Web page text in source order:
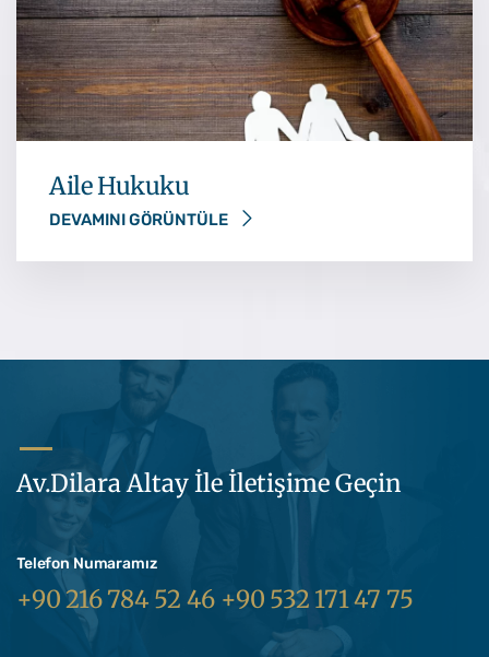
Aile Hukuku
DEVAMINI GÖRÜNTÜLE
Av.Dilara Altay İle İletişime Geçin
Telefon Numaramız
+90 216 784 52 46 +90 532 171 47 75